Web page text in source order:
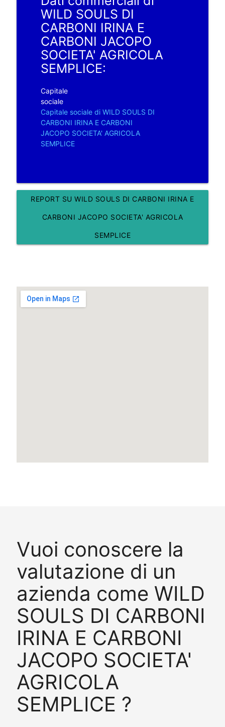
WILD SOULS DI
CARBONI IRINA E
CARBONI JACOPO
SOCIETA' AGRICOLA
SEMPLICE:
Capitale
sociale
Capitale sociale di WILD SOULS DI
CARBONI IRINA E CARBONI
JACOPO SOCIETA' AGRICOLA
SEMPLICE
REPORT SU WILD SOULS DI CARBONI IRINA E
CARBONI JACOPO SOCIETA' AGRICOLA
SEMPLICE
Vuoi conoscere la
valutazione di un
azienda come WILD
SOULS DI CARBONI
IRINA E CARBONI
JACOPO SOCIETA'
AGRICOLA
SEMPLICE ?